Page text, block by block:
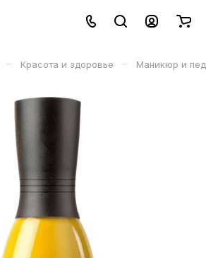
– Красота и здоровье – Маникюр и